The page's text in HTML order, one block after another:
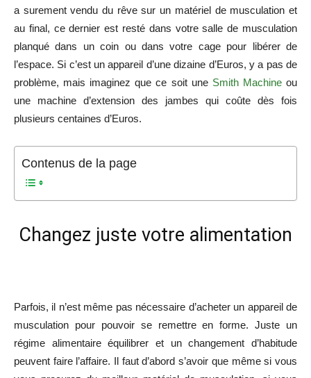
a surement vendu du rêve sur un matériel de musculation et
au final, ce dernier est resté dans votre salle de musculation
planqué dans un coin ou dans votre cage pour libérer de
l’espace. Si c’est un appareil d’une dizaine d’Euros, y a pas de
problème, mais imaginez que ce soit une Smith Machineou
une machine d’extension des jambes qui coûte dès fois
plusieurs centaines d’Euros.
Contenus de la page
Changez juste votre alimentation
Parfois, il n’est même pas nécessaire d’acheter un appareil de
musculation pour pouvoir se remettre en forme. Juste un
régime alimentaire équilibrer et un changement d’habitude
peuvent faire l’affaire. Il faut d’abord s’avoir que même si vous